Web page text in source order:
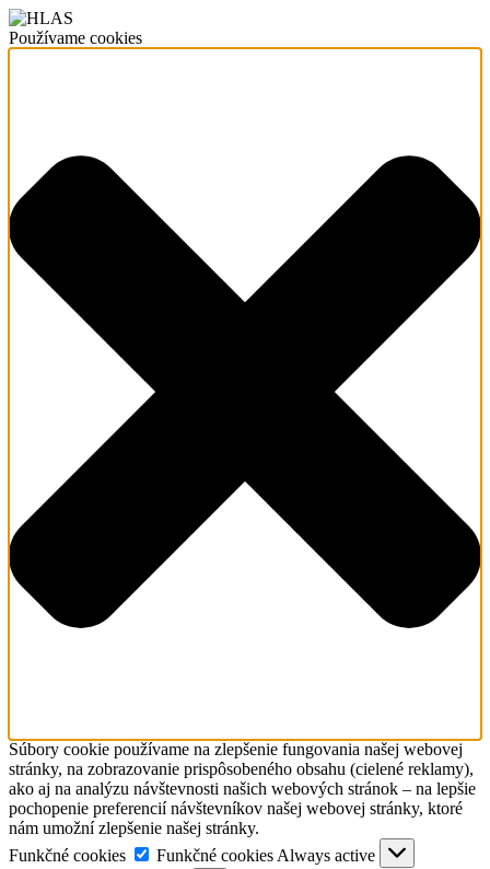
Používame cookies
Súbory cookie používame na zlepšenie fungovania našej webovej
stránky, na zobrazovanie prispôsobeného obsahu (cielené reklamy),
ako aj na analýzu návštevnosti našich webových stránok – na lepšie
pochopenie preferencií návštevníkov našej webovej stránky, ktoré
nám umožní zlepšenie našej stránky.
Funkčné cookies
Funkčné cookies Always active